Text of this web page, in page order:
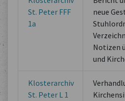
St. Peter FFF
1a
neue
Notizen
und
Klosterarchiv
St. Peter L 1